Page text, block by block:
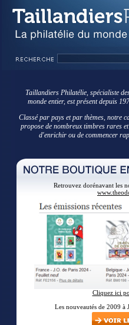
Taillandiers Philatélie, spécialiste
monde entier, est présent depuis
Classé par pays et par thèmes, notre
propose de nombreux timbres rares
d'enrichir ou de commencer
Retrouvez dorénavant les
Cliquez ici
Les nouveautés de 2009 à